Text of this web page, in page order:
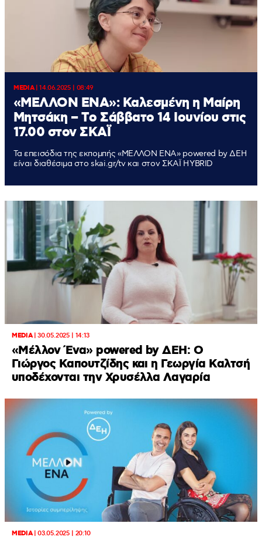
MEDIA|14.06.2025 | 08:49
«ΜΕΛΛΟΝ ΕΝΑ»: Καλεσμένη η Μαίρη
Μητσάκη – Tο Σάββατο 14 Ιουνίου στις
17.00 στον ΣΚΑΪ
Τα επεισόδια της εκπομπής «ΜΕΛΛΟΝ ΕΝΑ» powered by ΔΕΗ
είναι διαθέσιμα στο skai.gr/tv και στον ΣΚΑΪ HYBRID
MEDIA|30.05.2025 | 14:13
«Mέλλον Ένα» powered by ΔΕΗ: Ο
Γιώργος Καπουτζίδης και η Γεωργία Καλτσή
υποδέχονται την Χρυσέλλα Λαγαρία
MEDIA|03.05.2025 | 20:10